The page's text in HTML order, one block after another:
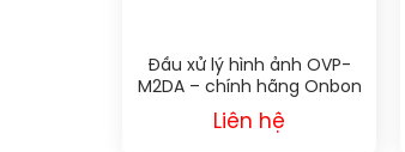
Đầu xử lý hình ảnh OVP-
M2DA – chính hãng Onbon
Liên hệ